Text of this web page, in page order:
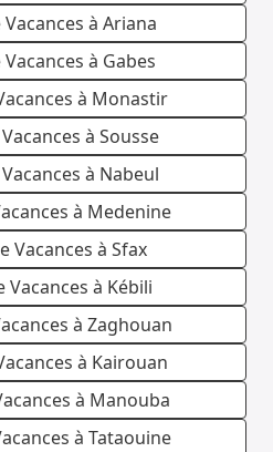
à Ariana
à Gabes
à Monastir
à Sousse
à Nabeul
à Medenine
Vacances à Sfax
Vacances à Kébili
à Zaghouan
à Kairouan
à Manouba
à Tataouine